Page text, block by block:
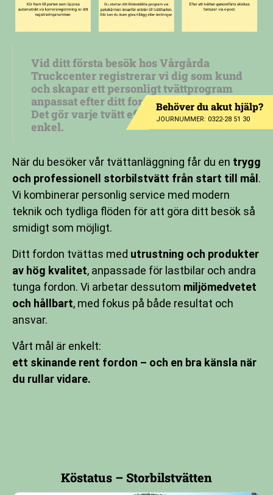
Behöver du akut hjälp?
JOURNUMMER: 0322-28 51 30
Vid ditt första besök hosVårgårda
Truckcenterregistrerar vi dig som kund
och skapar ettpersonligt tvättprogram
anpassat efter ditt fordon och dina behov.
Det gör varje tvätt effektiv, skonsam och
enkel.
När du besöker vår tvättanläggning får du en trygg
och professionell storbilstvätt från start till mål.
Vi kombinerar personlig service med modern
teknik och tydliga flöden för att göra ditt besök så
smidigt som möjligt.
Ditt fordon tvättas med utrustning och produkter
av hög kvalitet, anpassade för lastbilar och andra
tunga fordon. Vi arbetar dessutom miljömedvetet
och hållbart, med fokus på både resultat och
ansvar.
Vårt mål är enkelt:
ett skinande rent fordon – och en bra känsla när
du rullar vidare.
Köstatus – Storbilstvätten